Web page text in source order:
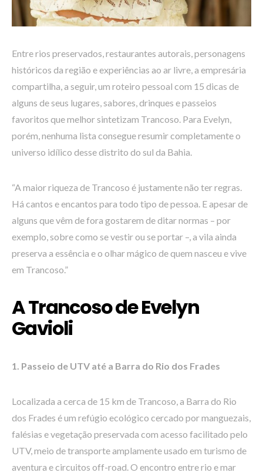
Entre rios preservados, restaurantes autorais, personagens
históricos da região e experiências ao ar livre, a empresária
compartilha, a seguir, um roteiro pessoal com 15 dicas de
alguns de seus lugares, sabores, drinques e passeios
favoritos que melhor sintetizam Trancoso. Para Evelyn,
porém, nenhuma lista consegue resumir completamente o
universo idílico desse distrito do sul da Bahia.
“A maior riqueza de Trancoso é justamente não ter regras.
Há cantos e encantos para todo tipo de pessoa. E apesar de
alguns que vêm de fora gostarem de ditar normas – por
exemplo, sobre como se vestir ou se portar –, a vila ainda
preserva a essência e o olhar mágico de quem nasceu e vive
em Trancoso.”
A Trancoso de Evelyn
Gavioli
1. Passeio de UTV até a Barra do Rio dos Frades
Localizada a cerca de 15 km de Trancoso, a Barra do Rio
dos Frades é um refúgio ecológico cercado por manguezais,
falésias e vegetação preservada com acesso facilitado pelo
UTV, meio de transporte amplamente usado em turismo de
aventura e circuitos off-road. O encontro entre rio e mar